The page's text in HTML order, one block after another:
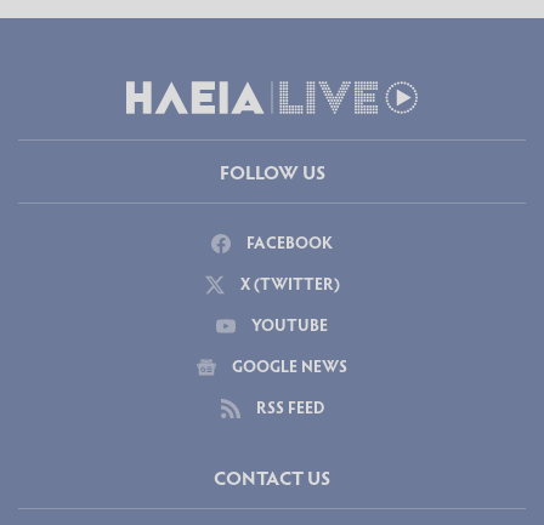
FOLLOW US
FACEBOOK
X (TWITTER)
YOUTUBE
GOOGLE NEWS
RSS FEED
CONTACT US